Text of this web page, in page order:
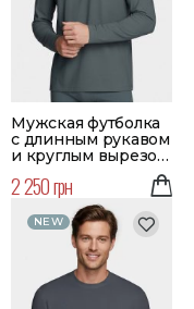
Мужская футболка
с длинным рукавом
и круглым вырезом
2 250 грн
NEW